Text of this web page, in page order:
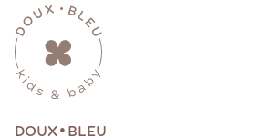
DOUX• BLEU